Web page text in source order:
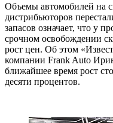
Объемы автомобилей на
дистрибьюторов
запасов означает, что у
срочном освобождении
рост цен. Об этом
компании Frank Auto
ближайшее время рост
десяти процентов.